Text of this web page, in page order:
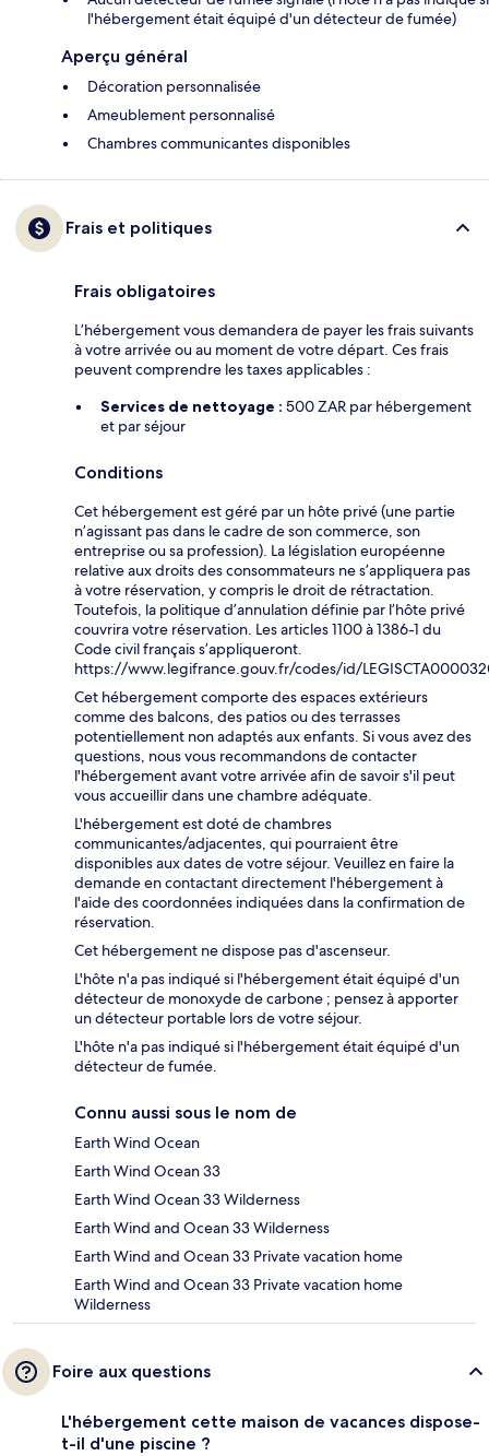
l'hébergement était équipé d'un détecteur de fumée)
Aperçu général
Décoration personnalisée
Ameublement personnalisé
Chambres communicantes disponibles
Frais et politiques
Frais obligatoires
L’hébergement vous demandera de payer les frais suivants
à votre arrivée ou au moment de votre départ. Ces frais
peuvent comprendre les taxes applicables :
Services de nettoyage : 500 ZAR par hébergement
et par séjour
Conditions
Cet hébergement est géré par un hôte privé (une partie
n’agissant pas dans le cadre de son commerce, son
entreprise ou sa profession). La législation européenne
relative aux droits des consommateurs ne s’appliquera pas
à votre réservation, y compris le droit de rétractation.
Toutefois, la politique d’annulation définie par l’hôte privé
couvrira votre réservation. Les articles 1100 à 1386-1 du
Code civil français s’appliqueront.
https://www.legifrance.gouv.fr/codes/id/
Cet hébergement comporte des espaces extérieurs
comme des balcons, des patios ou des terrasses
potentiellement non adaptés aux enfants. Si vous avez des
questions, nous vous recommandons de contacter
l'hébergement avant votre arrivée afin de savoir s'il peut
vous accueillir dans une chambre adéquate.
L'hébergement est doté de chambres
communicantes/adjacentes, qui pourraient être
disponibles aux dates de votre séjour. Veuillez en faire la
demande en contactant directement l'hébergement à
l'aide des coordonnées indiquées dans la confirmation de
réservation.
Cet hébergement ne dispose pas d'ascenseur.
L'hôte n'a pas indiqué si l'hébergement était équipé d'un
détecteur de monoxyde de carbone ; pensez à apporter
un détecteur portable lors de votre séjour.
L'hôte n'a pas indiqué si l'hébergement était équipé d'un
détecteur de fumée.
Connu aussi sous le nom de
Earth Wind Ocean
Earth Wind Ocean 33
Earth Wind Ocean 33 Wilderness
Earth Wind and Ocean 33 Wilderness
Earth Wind and Ocean 33 Private vacation home
Earth Wind and Ocean 33 Private vacation home
Wilderness
Foire aux questions
L'hébergement cette maison de vacances dispose-
t-il d'une piscine ?